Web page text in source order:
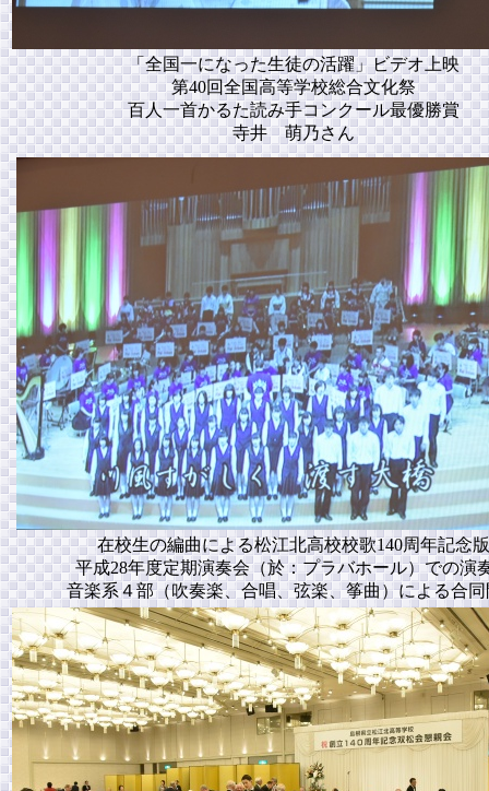
「全国一になった生徒の活躍」ビデオ上映
第40回全国高等学校総合文化祭
百人一首かるた読み手コンクール最優勝賞
寺井 萌乃さん
在校生の編曲による松江北高校校歌140周年記念版
平成28年度定期演奏会（於：プラバホール）での演
音楽系４部（吹奏楽、合唱、弦楽、筝曲）による合